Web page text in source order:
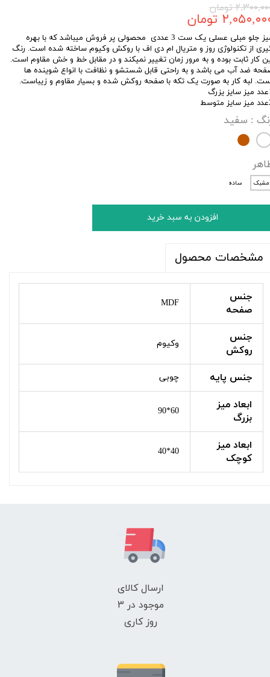
تومان
تومان
میز جلو مبلی عسلی یک ست 3 عددی محصولی پر فروش میباشد که با بهره
از تکنولوژی روز و متریال ام دی اف با روکش وکیوم ساخته شده است. رنگ
کار ثابت بوده و به مرور زمان تغییر نمیکند و در مقابل خط و خش مقاوم است.
ضد آب می باشد و به راحتی قابل شستشو و نظافت با انواع شوینده ها
لبه کار به صورت یک تکه با صفحه روکش شده و بسیار مقاوم و زیباست.
: سفید
مشبک ساده
افزودن به سبد خرید
مشخصات محصول
جنس
صفحه
MDF
جنس
روکش
وکیوم
جنس پایه چوبی
ابعاد میز
بزرگ
60*90
ابعاد میز
کوچک
40*40
ارسال کالای
موجود در 3
روز کاری